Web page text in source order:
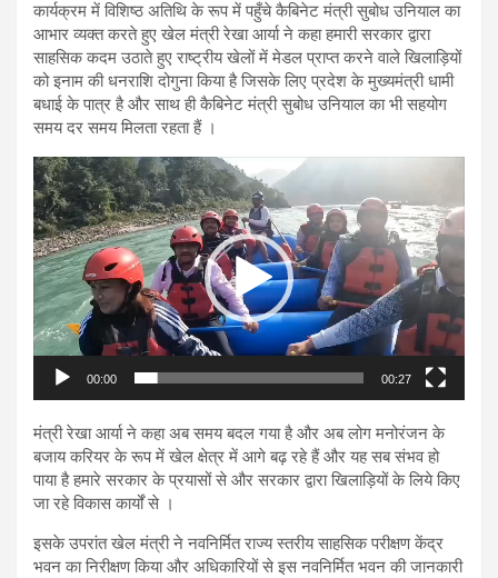
कार्यक्रम में विशिष्ठ अतिथि के रूप में पहुँचे कैबिनेट मंत्री सुबोध उनियाल का
आभार व्यक्त करते हुए खेल मंत्री रेखा आर्या ने कहा हमारी सरकार द्वारा
साहसिक कदम उठाते हुए राष्ट्रीय खेलों में मेडल प्राप्त करने वाले खिलाड़ियों
को इनाम की धनराशि दोगुना किया है जिसके लिए प्रदेश के मुख्यमंत्री धामी
बधाई के पात्र है और साथ ही कैबिनेट मंत्री सुबोध उनियाल का भी सहयोग
समय दर समय मिलता रहता हैं ।
Video
Player
00:00 00:27
मंत्री रेखा आर्या ने कहा अब समय बदल गया है और अब लोग मनोरंजन के
बजाय करियर के रूप में खेल क्षेत्र में आगे बढ़ रहे हैं और यह सब संभव हो
पाया है हमारे सरकार के प्रयासों से और सरकार द्वारा खिलाड़ियों के लिये किए
जा रहे विकास कार्यों से ।
इसके उपरांत खेल मंत्री ने नवनिर्मित राज्य स्तरीय साहसिक परीक्षण केंद्र
भवन का निरीक्षण किया और अधिकारियों से इस नवनिर्मित भवन की जानकारी